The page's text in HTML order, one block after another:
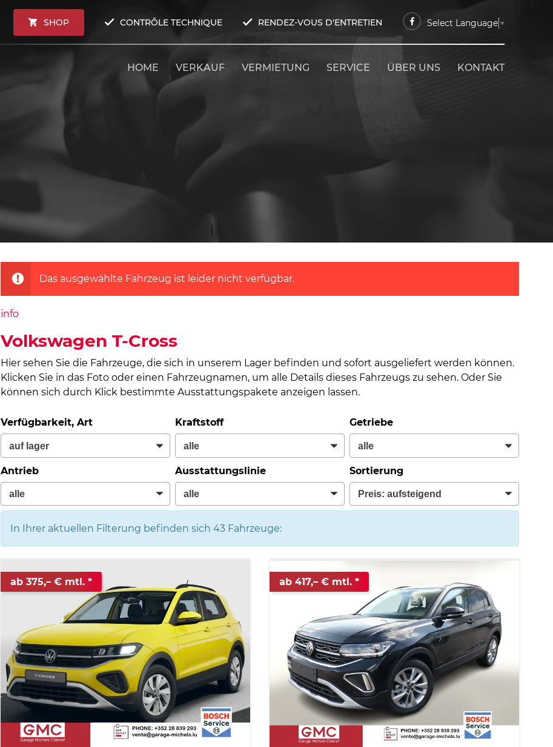
SHOP CONTRÔLE TECHNIQUE RENDEZ-VOUS D'ENTRETIEN Select Language ▼
HOME VERKAUF VERMIETUNG SERVICE ÜBER UNS KONTAKT
Das ausgewählte Fahrzeug ist leider nicht verfügbar.
info
Volkswagen T-Cross
Hier sehen Sie die Fahrzeuge, die sich in unserem Lager befinden und sofort ausgeliefert werden können.
Klicken Sie in das Foto oder einen Fahrzeugnamen, um alle Details dieses Fahrzeugs zu sehen. Oder Sie
können sich durch Klick bestimmte Ausstattungspakete anzeigen lassen.
Verfügbarkeit, Art Kraftstoff Getriebe
Antrieb Ausstattungslinie Sortierung
In Ihrer aktuellen Filterung befinden sich 43Fahrzeuge:
ab 375,– € mtl. ab 417,– € mtl.